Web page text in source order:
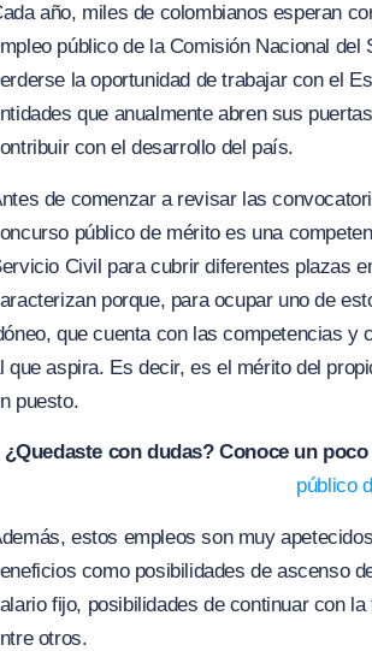
año, miles de colombianos esperan
público de la Comisión Nacional
la oportunidad de trabajar con el
que anualmente abren sus
con el desarrollo del país.
de comenzar a revisar las
público de mérito es una
Civil para cubrir diferentes plazas
porque, para ocupar uno de
que cuenta con las competencias
que aspira. Es decir, es el mérito del
puesto.
¿Quedaste con dudas? Conoce un
público
estos empleos son muy
como posibilidades de ascenso
fijo, posibilidades de continuar con
otros.